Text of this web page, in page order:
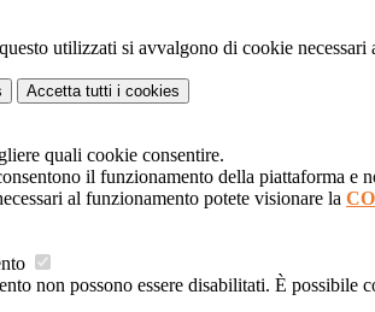
utilizzati si avvalgono di cookie
Accetta tutti i cookies
quali cookie consentire.
il funzionamento della piattaforma e
al funzionamento potete visionare la
non possono essere disabilitati. È possibile